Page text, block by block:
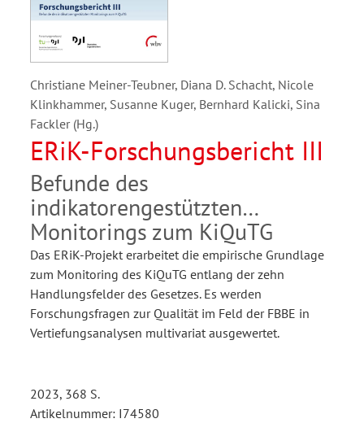
Christiane Meiner-Teubner, Diana D. Schacht, Nicole
Klinkhammer, Susanne Kuger, Bernhard Kalicki, Sina
Fackler (Hg.)
ERiK-Forschungsbericht III
Befunde des
indikatorengestützten
Monitorings zum KiQuTG
Das ERiK-Projekt erarbeitet die empirische Grundlage
zum Monitoring des KiQuTG entlang der zehn
Handlungsfelder des Gesetzes. Es werden
Forschungsfragen zur Qualität im Feld der FBBE in
Vertiefungsanalysen multivariat ausgewertet.
2023, 368 S.
Artikelnummer: I74580